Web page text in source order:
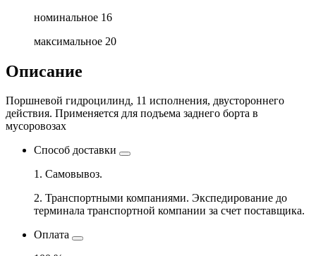
номинальное 16
максимальное 20
Описание
Поршневой гидроцилинд, 11 исполнения, двустороннего
действия. Применяется для подъема заднего борта в
мусоровозах
Способ доставки
1. Самовывоз.
2. Транспортными компаниями. Экспедирование до
терминала транспортной компании за счет поставщика.
Оплата